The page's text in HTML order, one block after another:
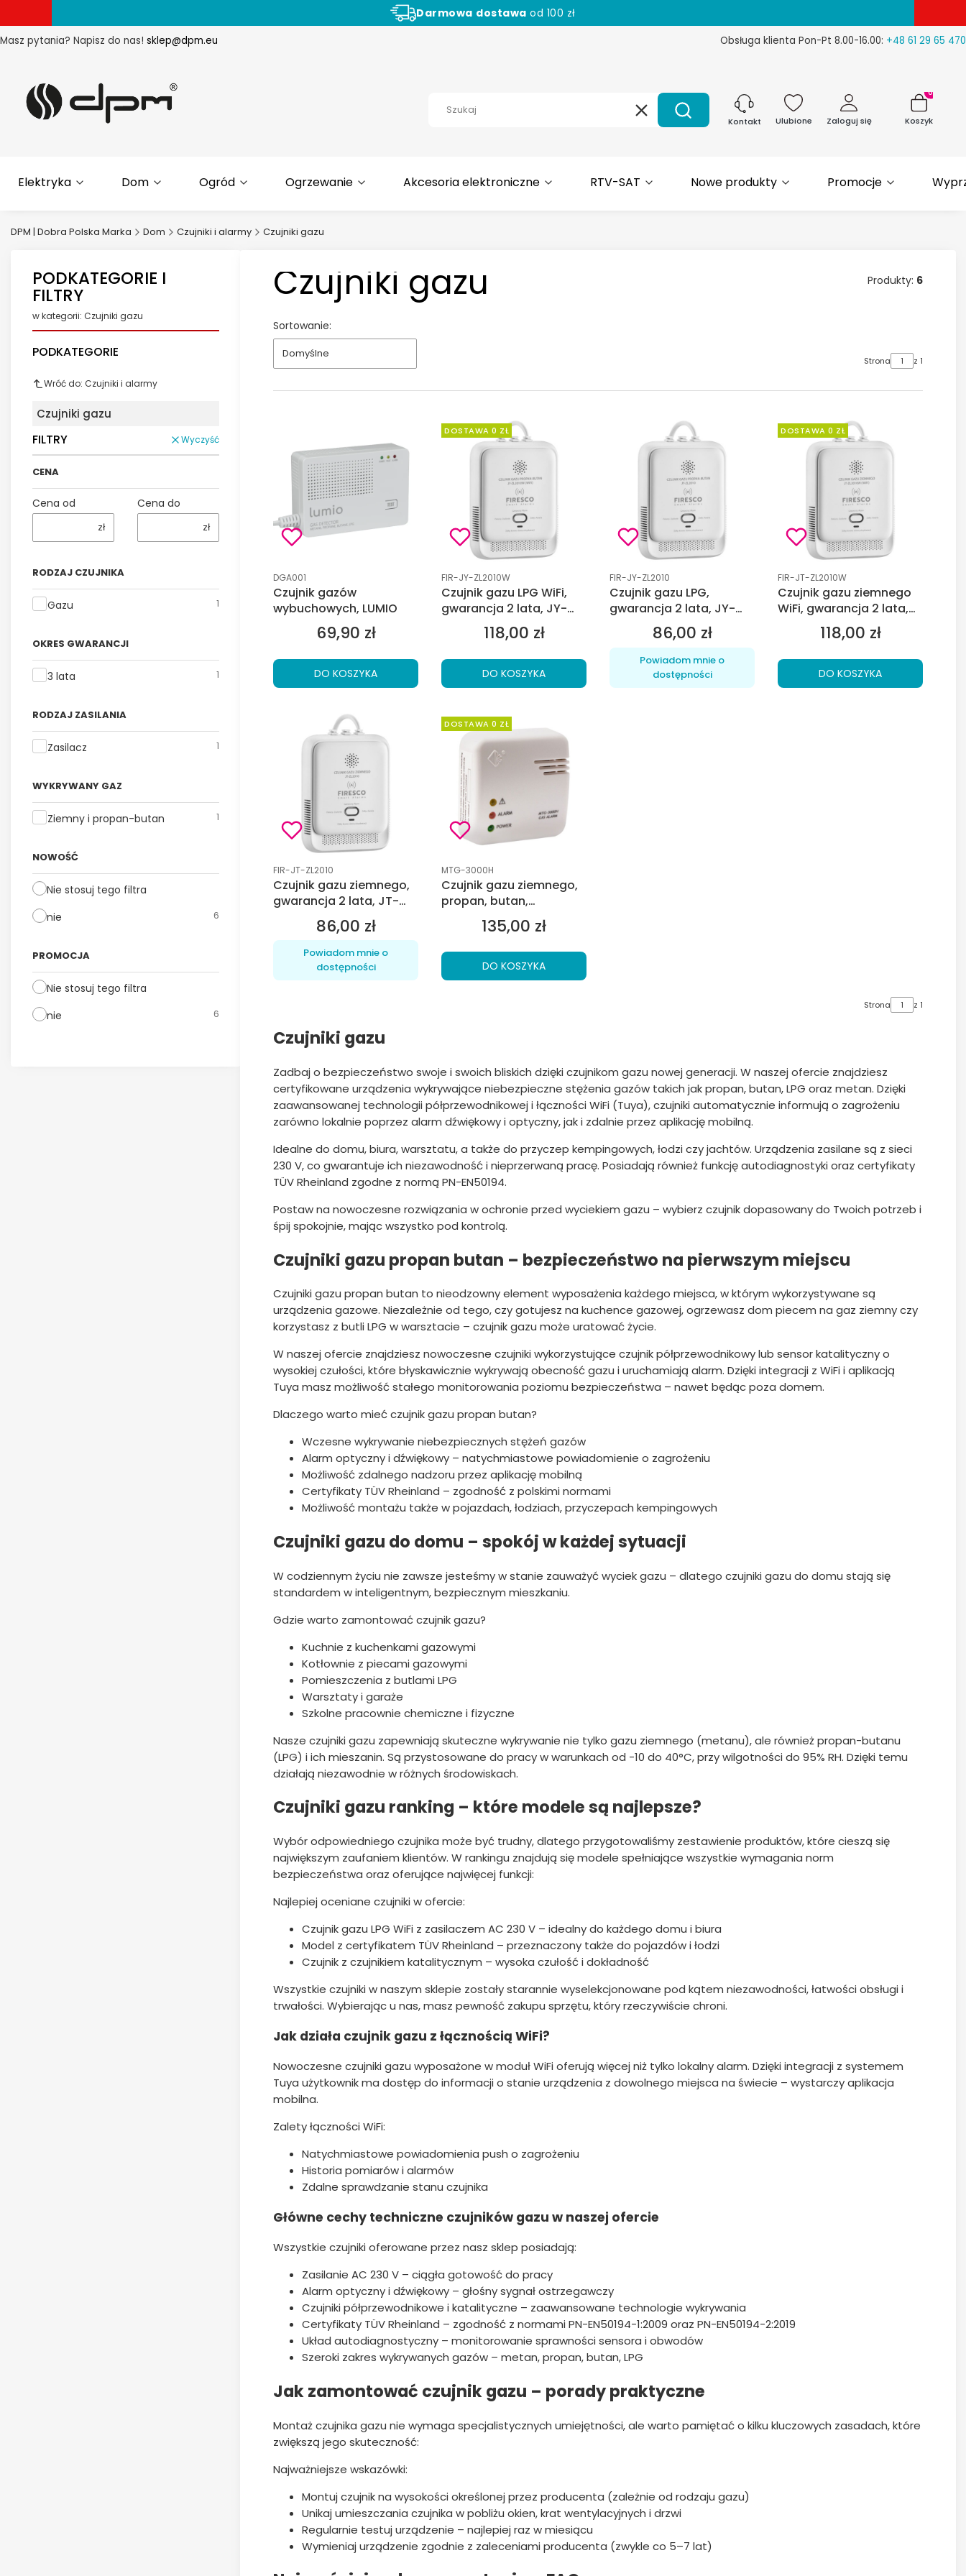
Darmowa dostawa od 100 zł
Masz pytania? Napisz do nas! sklep@dpm.eu Obsługa klienta Pon-Pt 8.00-16.00: +48 61 29 65 470
WyczyśćSzukaj Kontakt Ulubione Zaloguj się
Produkty
Koszyk
Elektryka Dom Ogród Ogrzewanie Akcesoria elektroniczne RTV-SAT Nowe produkty Promocje
DPM | Dobra Polska Marka Dom Czujniki i alarmy Czujniki gazu
PODKATEGORIE I
FILTRY
w kategorii: Czujniki gazu
PODKATEGORIE
Wróć do: Czujniki i alarmy
Czujniki gazu
FILTRY Wyczyść
CENA
Cena od
zł
Cena do
zł
RODZAJ CZUJNIKA
Rodzaj czujnika
Gazu 1
OKRES GWARANCJI
Okres gwarancji
3 lata 1
RODZAJ ZASILANIA
Rodzaj zasilania
Zasilacz 1
WYKRYWANY GAZ
Wykrywany gaz
Ziemny i propan-butan 1
NOWOŚĆ
Nie stosuj tego filtra
nie
6
PROMOCJA
Nie stosuj tego filtra
nie
6
Czujniki gazu Produkty: 6
Sortowanie:
Domyślne
Strona z 1
Kod produktu
DGA001
Czujnik gazów
wybuchowych, LUMIO
Cena
69,90 zł
DO KOSZYKA
DOSTAWA 0 ZŁ
Kod produktu
FIR-JY-ZL2010W
Czujnik gazu LPG WiFi,
gwarancja 2 lata, JY-
ZL2010W, Firesco
Cena
118,00 zł
DO KOSZYKA
Kod produktu
FIR-JY-ZL2010
Czujnik gazu LPG,
gwarancja 2 lata, JY-
ZL2010, Firesco
Cena
86,00 zł
Powiadom mnie o
dostępności
DOSTAWA 0 ZŁ
Kod produktu
FIR-JT-ZL2010W
Czujnik gazu ziemnego
WiFi, gwarancja 2 lata,
JT-ZL2010W, Firesco
Cena
118,00 zł
DO KOSZYKA
Kod produktu
FIR-JT-ZL2010
Czujnik gazu ziemnego,
gwarancja 2 lata, JT-
ZL2010, Firesco
Cena
86,00 zł
Powiadom mnie o
dostępności
DOSTAWA 0 ZŁ
Kod produktu
MTG-3000H
Czujnik gazu ziemnego,
propan, butan,
gwarancja 3 lata
Cena
135,00 zł
DO KOSZYKA
Strona z 1
Czujniki gazu
Zadbaj o bezpieczeństwo swoje i swoich bliskich dzięki czujnikom gazu nowej generacji. W naszej ofercie znajdziesz
certyfikowane urządzenia wykrywające niebezpieczne stężenia gazów takich jak propan, butan, LPG oraz metan. Dzięki
zaawansowanej technologii półprzewodnikowej i łączności WiFi (Tuya), czujniki automatycznie informują o zagrożeniu
zarówno lokalnie poprzez alarm dźwiękowy i optyczny, jak i zdalnie przez aplikację mobilną.
Idealne do domu, biura, warsztatu, a także do przyczep kempingowych, łodzi czy jachtów. Urządzenia zasilane są z sieci
230 V, co gwarantuje ich niezawodność i nieprzerwaną pracę. Posiadają również funkcję autodiagnostyki oraz certyfikaty
TÜV Rheinland zgodne z normą PN-EN50194.
Postaw na nowoczesne rozwiązania w ochronie przed wyciekiem gazu – wybierz czujnik dopasowany do Twoich potrzeb i
śpij spokojnie, mając wszystko pod kontrolą.
Czujniki gazu propan butan – bezpieczeństwo na pierwszym miejscu
Czujniki gazu propan butan to nieodzowny element wyposażenia każdego miejsca, w którym wykorzystywane są
urządzenia gazowe. Niezależnie od tego, czy gotujesz na kuchence gazowej, ogrzewasz dom piecem na gaz ziemny czy
korzystasz z butli LPG w warsztacie – czujnik gazu może uratować życie.
W naszej ofercie znajdziesz nowoczesne czujniki wykorzystujące czujnik półprzewodnikowy lub sensor katalityczny o
wysokiej czułości, które błyskawicznie wykrywają obecność gazu i uruchamiają alarm. Dzięki integracji z WiFi i aplikacją
Tuya masz możliwość stałego monitorowania poziomu bezpieczeństwa – nawet będąc poza domem.
Dlaczego warto mieć czujnik gazu propan butan?
Wczesne wykrywanie niebezpiecznych stężeń gazów
Alarm optyczny i dźwiękowy – natychmiastowe powiadomienie o zagrożeniu
Możliwość zdalnego nadzoru przez aplikację mobilną
Certyfikaty TÜV Rheinland – zgodność z polskimi normami
Możliwość montażu także w pojazdach, łodziach, przyczepach kempingowych
Czujniki gazu do domu – spokój w każdej sytuacji
W codziennym życiu nie zawsze jesteśmy w stanie zauważyć wyciek gazu – dlatego czujniki gazu do domu stają się
standardem w inteligentnym, bezpiecznym mieszkaniu.
Gdzie warto zamontować czujnik gazu?
Kuchnie z kuchenkami gazowymi
Kotłownie z piecami gazowymi
Pomieszczenia z butlami LPG
Warsztaty i garaże
Szkolne pracownie chemiczne i fizyczne
Nasze czujniki gazu zapewniają skuteczne wykrywanie nie tylko gazu ziemnego (metanu), ale również propan-butanu
(LPG) i ich mieszanin. Są przystosowane do pracy w warunkach od -10 do 40°C, przy wilgotności do 95% RH. Dzięki temu
działają niezawodnie w różnych środowiskach.
Czujniki gazu ranking – które modele są najlepsze?
Wybór odpowiedniego czujnika może być trudny, dlatego przygotowaliśmy zestawienie produktów, które cieszą się
największym zaufaniem klientów. W rankingu znajdują się modele spełniające wszystkie wymagania norm
bezpieczeństwa oraz oferujące najwięcej funkcji:
Najlepiej oceniane czujniki w ofercie:
Czujnik gazu LPG WiFi z zasilaczem AC 230 V – idealny do każdego domu i biura
Model z certyfikatem TÜV Rheinland – przeznaczony także do pojazdów i łodzi
Czujnik z czujnikiem katalitycznym – wysoka czułość i dokładność
Wszystkie czujniki w naszym sklepie zostały starannie wyselekcjonowane pod kątem niezawodności, łatwości obsługi i
trwałości. Wybierając u nas, masz pewność zakupu sprzętu, który rzeczywiście chroni.
Jak działa czujnik gazu z łącznością WiFi?
Nowoczesne czujniki gazu wyposażone w moduł WiFi oferują więcej niż tylko lokalny alarm. Dzięki integracji z systemem
Tuya użytkownik ma dostęp do informacji o stanie urządzenia z dowolnego miejsca na świecie – wystarczy aplikacja
mobilna.
Zalety łączności WiFi:
Natychmiastowe powiadomienia push o zagrożeniu
Historia pomiarów i alarmów
Zdalne sprawdzanie stanu czujnika
Główne cechy techniczne czujników gazu w naszej ofercie
Wszystkie czujniki oferowane przez nasz sklep posiadają:
Zasilanie AC 230 V – ciągła gotowość do pracy
Alarm optyczny i dźwiękowy – głośny sygnał ostrzegawczy
Czujniki półprzewodnikowe i katalityczne – zaawansowane technologie wykrywania
Certyfikaty TÜV Rheinland – zgodność z normami PN-EN50194-1:2009 oraz PN-EN50194-2:2019
Układ autodiagnostyczny – monitorowanie sprawności sensora i obwodów
Szeroki zakres wykrywanych gazów – metan, propan, butan, LPG
Jak zamontować czujnik gazu – porady praktyczne
Montaż czujnika gazu nie wymaga specjalistycznych umiejętności, ale warto pamiętać o kilku kluczowych zasadach, które
zwiększą jego skuteczność:
Najważniejsze wskazówki:
Montuj czujnik na wysokości określonej przez producenta (zależnie od rodzaju gazu)
Unikaj umieszczania czujnika w pobliżu okien, krat wentylacyjnych i drzwi
Regularnie testuj urządzenie – najlepiej raz w miesiącu
Wymieniaj urządzenie zgodnie z zaleceniami producenta (zwykle co 5–7 lat)